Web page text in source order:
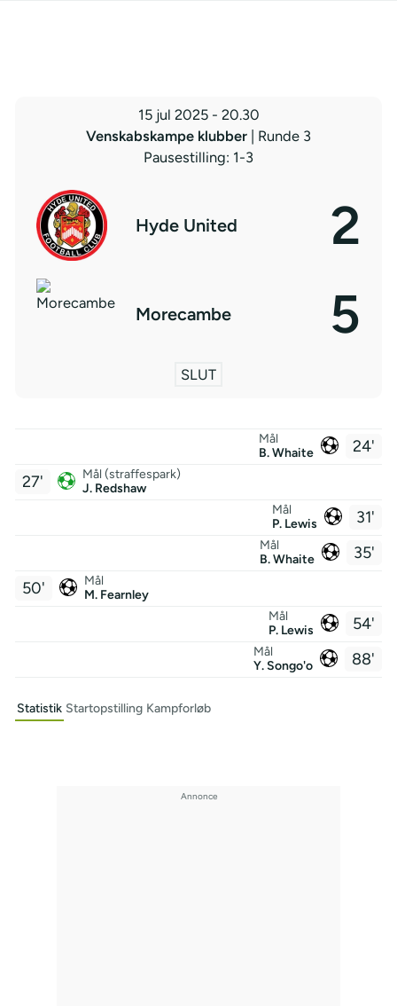
15 jul 2025 - 20.30
Venskabskampe klubber
| Runde 3
Pausestilling: 1-3
Hyde United 2
Morecambe 5
SLUT
24'
Mål
B. Whaite
Mål (straffespark)
J. Redshaw
27'
31'
Mål
P. Lewis
35'
Mål
B. Whaite
Mål
M. Fearnley
50'
54'
Mål
P. Lewis
88'
Mål
Y. Songo'o
Statistik Startopstilling Kampforløb